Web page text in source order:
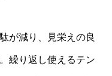
が減り、見栄えの良
繰り返し使えるテン